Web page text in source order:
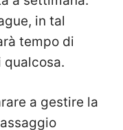
in tal
tempo di
qualcosa.
a gestire la